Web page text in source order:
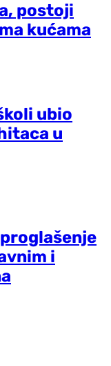
postoji
kućama
ubio
u
i